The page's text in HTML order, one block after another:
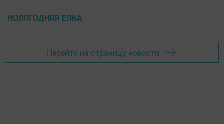
НОВОГОДНЯЯ ЕЛКА
Перейти на страницу новости